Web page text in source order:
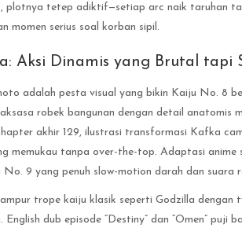
plotnya tetep adiktif—setiap arc naik taruhan
momen serius soal korban sipil.
Aksi Dinamis yang Brutal tapi
adalah pesta visual yang bikin Kaiju No. 8
robek bangunan dengan detail anatomis
akhir 129, ilustrasi transformasi Kafka
memukau tanpa over-the-top. Adaptasi anime
9 yang penuh slow-motion darah dan suara
trope kaiju klasik seperti Godzilla dengan
English dub episode “Destiny” dan “Omen”